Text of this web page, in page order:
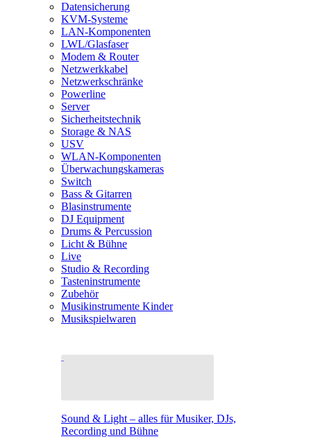
Datensicherung
KVM-Systeme
LAN-Komponenten
LWL/Glasfaser
Modem & Router
Netzwerkkabel
Netzwerkschränke
Powerline
Server
Sicherheitstechnik
Storage & NAS
USV
WLAN-Komponenten
Überwachungskameras
Switch
Bass & Gitarren
Blasinstrumente
DJ Equipment
Drums & Percussion
Licht & Bühne
Live
Studio & Recording
Tasteninstrumente
Zubehör
Musikinstrumente Kinder
Musikspielwaren
Sound & Light – alles für Musiker, DJs,
Recording und Bühne